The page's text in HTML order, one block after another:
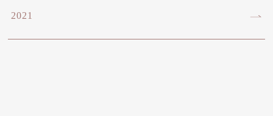
2021